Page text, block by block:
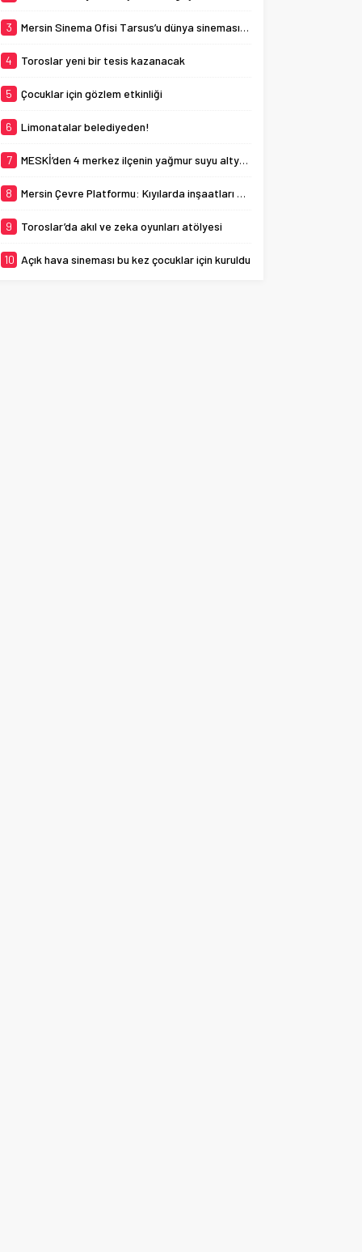
denetlenmesi çağrısında
3 Mersin Sinema Ofisi Tarsus’u dünya sinemasına açıyor
4 Toroslar yeni bir tesis kazanacak
5 Çocuklar için gözlem etkinliği
6 Limonatalar belediyeden!
7 MESKİ’den 4 merkez ilçenin yağmur suyu altyapısına güçlü yatırım
8 Mersin Çevre Platformu: Kıyılarda inşaatları durdurdun
9 Toroslar’da akıl ve zeka oyunları atölyesi
10 Açık hava sineması bu kez çocuklar için kuruldu